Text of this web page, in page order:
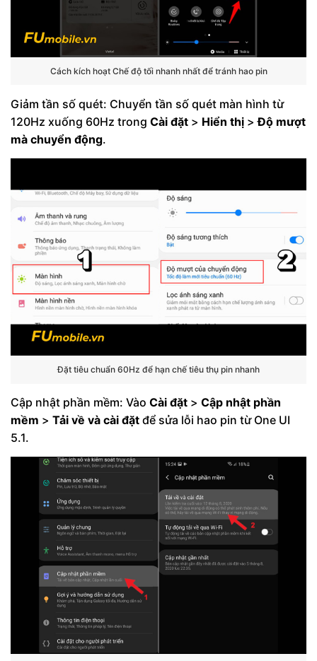
Cách kích hoạt Chế độ tối nhanh nhất để tránh hao pin
Giảm tần số quét: Chuyển tần số quét màn hình từ
120Hz xuống 60Hz trong Cài đặt > Hiển thị >Độ mượt
mà chuyển động.
Đặt tiêu chuẩn 60Hz để hạn chế tiêu thụ pin nhanh
Cập nhật phần mềm: Vào Cài đặt > Cập nhật phần
mềm > Tải về và cài đặt để sửa lỗi hao pin từ One UI
5.1.